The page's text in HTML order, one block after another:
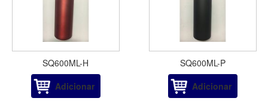
SQ600ML-H
Adicionar
SQ600ML-P
Adicionar